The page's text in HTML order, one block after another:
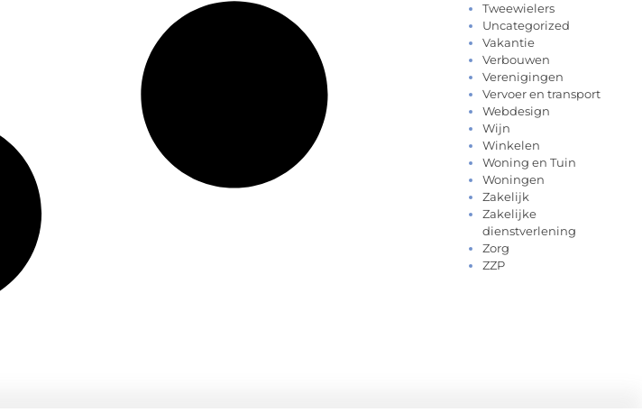
Tweewielers
Uncategorized
Vakantie
Verbouwen
Verenigingen
Vervoer en transport
Webdesign
Wijn
Winkelen
Woning en Tuin
Woningen
Zakelijk
Zakelijke
dienstverlening
Zorg
ZZP